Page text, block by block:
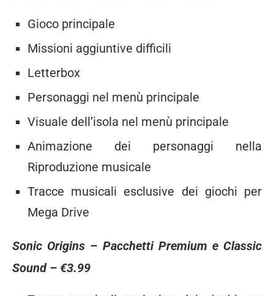
Gioco principale
Missioni aggiuntive difficili
Letterbox
Personaggi nel menù principale
Visuale dell’isola nel menù principale
Animazione dei personaggi nella
Riproduzione musicale
Tracce musicali esclusive dei giochi per
Mega Drive
Sonic Origins – Pacchetti Premium e Classic
Sound– €3.99